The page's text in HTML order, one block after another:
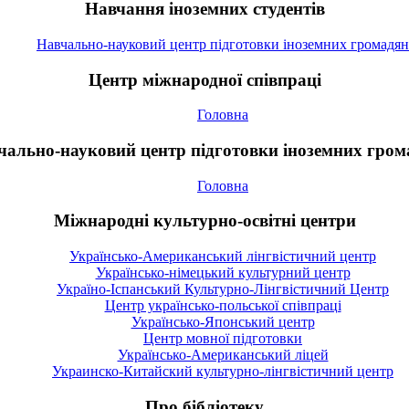
Навчання іноземних студентів
Навчально-науковий центр підготовки іноземних громадян
Центр міжнародної співпраці
Головна
науковий центр підготовки іноземних
Головна
Міжнародні культурно-освітні центри
Українсько-Американський лінгвістичний центр
Українсько-німецький культурний центр
Україно-Іспанський Культурно-Лінгвістичний Центр
Центр українсько-польської співпраці
Українсько-Японський центр
Центр мовної підготовки
Українсько-Американський ліцей
Украинско-Китайский культурно-лінгвістичний центр